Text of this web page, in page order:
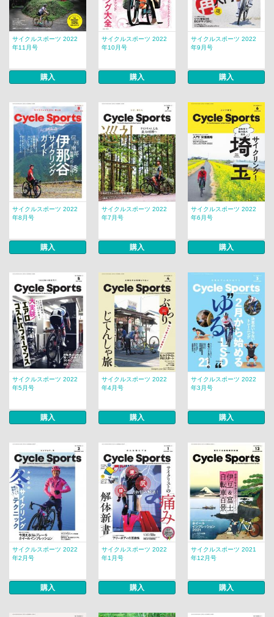
サイクルスポーツ 2022
年11月号
購入
サイクルスポーツ 2022
年10月号
購入
サイクルスポーツ 2022
年9月号
購入
サイクルスポーツ 2022
年8月号
購入
サイクルスポーツ 2022
年7月号
購入
サイクルスポーツ 2022
年6月号
購入
サイクルスポーツ 2022
年5月号
購入
サイクルスポーツ 2022
年4月号
購入
サイクルスポーツ 2022
年3月号
購入
サイクルスポーツ 2022
年2月号
購入
サイクルスポーツ 2022
年1月号
購入
サイクルスポーツ 2021
年12月号
購入